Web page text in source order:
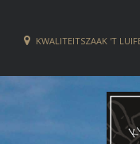
KWALITEITSZAAK 'T